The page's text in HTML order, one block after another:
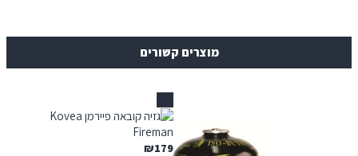
מוצרים קשורים
₪179